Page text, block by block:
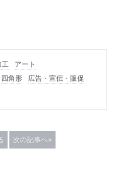
工
アート
四角形
広告・宣伝・販促
次の記事へ»